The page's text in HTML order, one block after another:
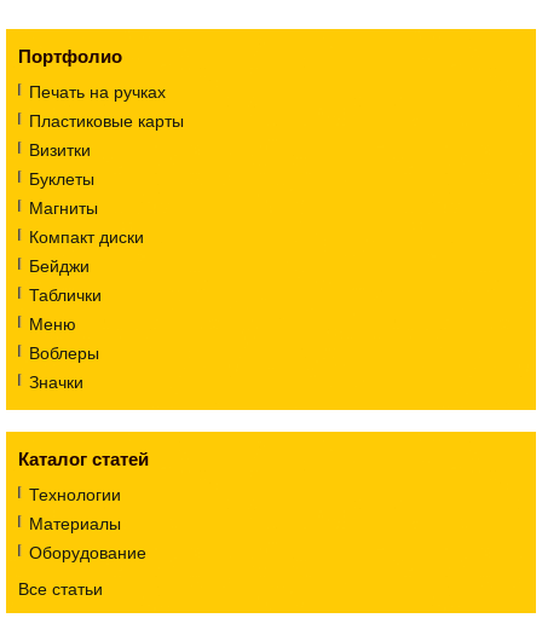
Портфолио
Печать на ручках
Пластиковые карты
Визитки
Буклеты
Магниты
Компакт диски
Бейджи
Таблички
Меню
Воблеры
Значки
Каталог статей
Технологии
Материалы
Оборудование
Все статьи